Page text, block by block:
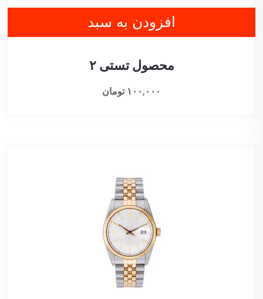
افزودن به سبد
محصول تستی ۲
۱۰۰,۰۰۰ تومان